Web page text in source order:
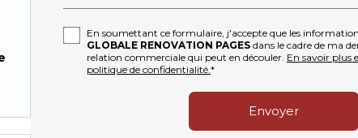
En soumettant ce formulaire, j'accepte que les
GLOBALE RENOVATION PAGES dans le cadre de ma
relation commerciale qui peut en découler. En savoir plus
politique de confidentialité. *